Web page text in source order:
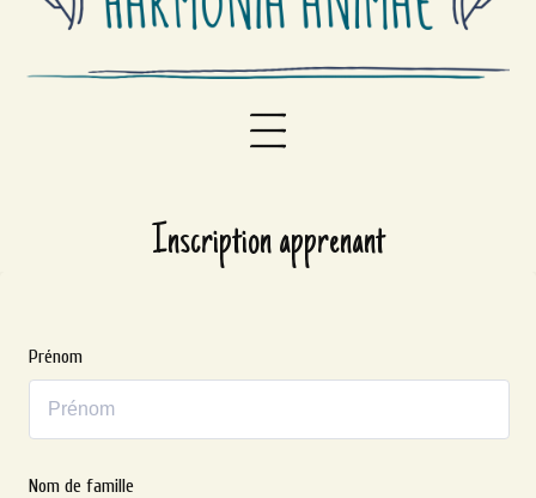
Inscription apprenant
Prénom
Nom de famille